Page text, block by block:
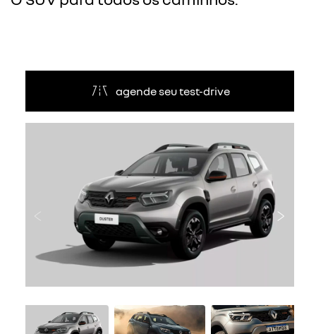
agende seu test-drive
Anterior